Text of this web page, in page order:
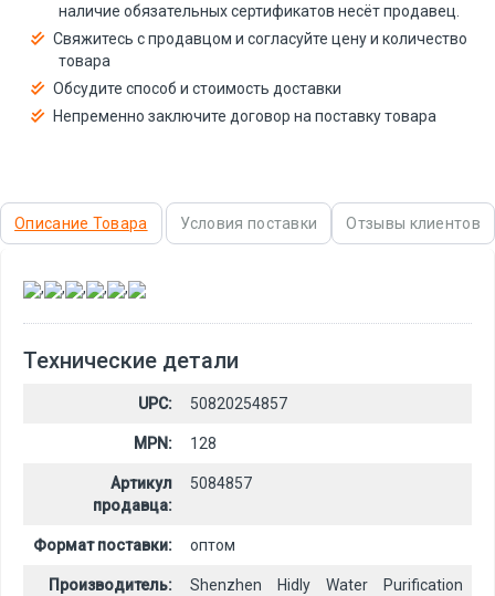
наличие обязательных сертификатов несёт продавец.
Свяжитесь с продавцом и согласуйте цену и количество
товара
Обсудите способ и стоимость доставки
Непременно заключите договор на поставку товара
Описание Товара Условия поставки Отзывы клиентов
, , , , ,
Технические детали
UPC: 50820254857
MPN: 128
Артикул
продавца:
5084857
Формат поставки: оптом
Производитель:
Shenzhen Hidly Water Purification